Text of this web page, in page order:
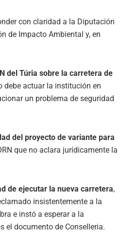
con claridad a la Diputación
de Impacto Ambiental y, en
del Túria sobre la carretera de
debe actuar la institución en
un problema de seguridad
del proyecto de variante para
que no aclara jurídicamente la
de ejecutar la nueva carretera,
insistentemente a la
e instó a esperar a la
el documento de Conselleria.